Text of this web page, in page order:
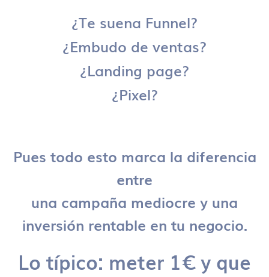
¿Te suena Funnel?
¿Embudo de ventas?
¿Landing page?
¿Pixel?
Pues todo esto marca la diferencia
entre
una campaña mediocre y una
inversión rentable en tu negocio.
Lo típico: meter 1€ y que